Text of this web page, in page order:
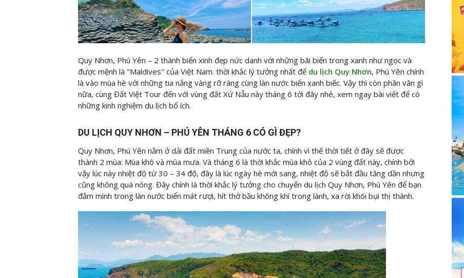
Quy Nhơn, Phú Yên – 2 thành biển xinh đẹp nức danh với những bãi biển trong xanh như ngọc và
được mệnh là "Maldives" của Việt Nam. thời khắc lý tưởng nhất để du lịch Quy Nhơn, Phú Yên chính
là vào mùa hè với những tia nắng vàng rỡ ràng cùng làn nước biển xanh biếc. Vậy thì còn phân vân gì
nữa, cùng Đất Việt Tour đến với vùng đất Xứ Nẫu này tháng 6 tới đây nhé, xem ngay bài viết để có
những kinh nghiệm du lịch bổ ích.
DU LỊCH QUY NHƠN – PHÚ YÊN THÁNG 6 CÓ GÌ ĐẸP?
Quy Nhơn, Phú Yên nằm ở dải đất miền Trung của nước ta, chính vì thế thời tiết ở đây sẽ được
thành 2 mùa: Mùa khô và mùa mưa. Và tháng 6 là thời khắc mùa khô của 2 vùng đất này, chính bởi
vậy lúc này nhiệt độ từ 30 – 34 độ, đây là lúc ngày hè mới sang, nhiệt độ sẽ bắt đầu tăng dần nhưng
cũng không quá nóng. Đây chính là thời khắc lý tưởng cho chuyến du lịch Quy Nhơn, Phú Yên để bạn
đắm mình trong làn nước biển mát rượi, hít thở bầu không khí trong lành, xa rời khói bụi thị thành.